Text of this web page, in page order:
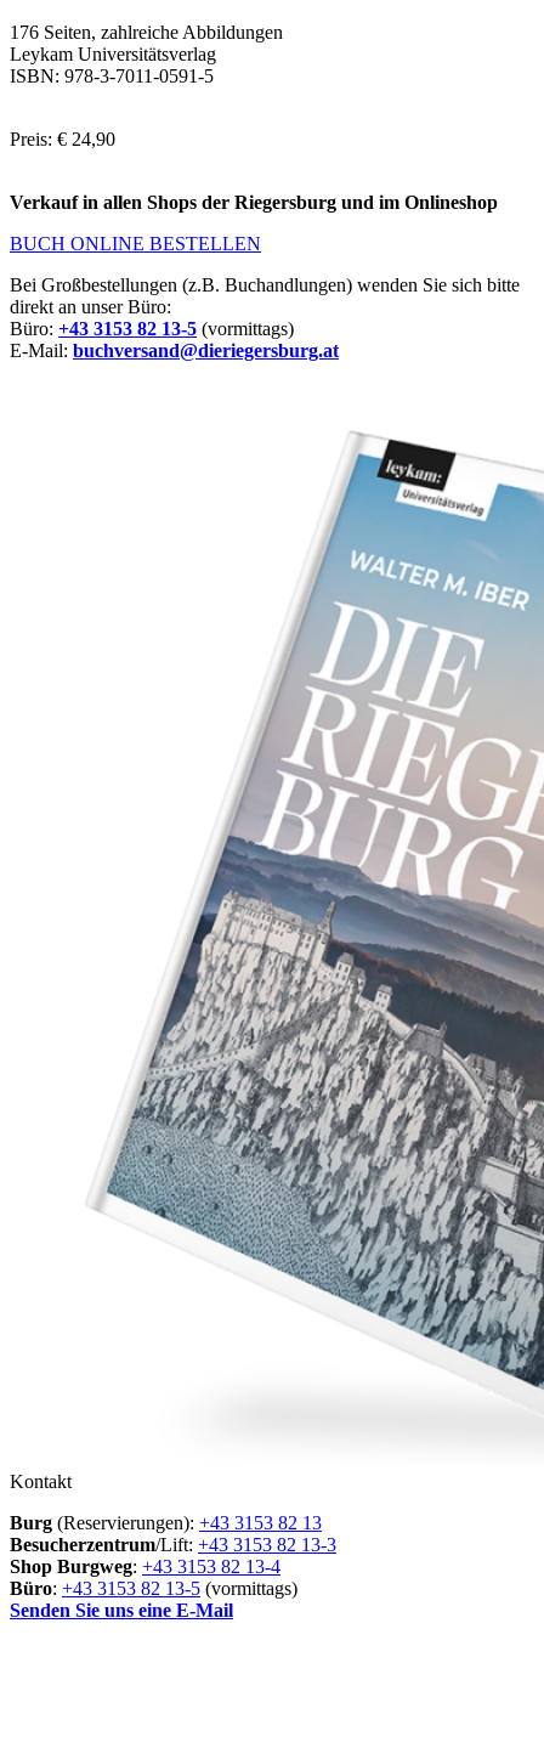
176 Seiten, zahlreiche Abbildungen
Leykam Universitätsverlag
ISBN: 978-3-7011-0591-5
Preis: € 24,90
Verkauf in allen Shops der Riegersburg und im Onlineshop
BUCH ONLINE BESTELLEN
Bei Großbestellungen (z.B. Buchandlungen) wenden Sie sich bitte
direkt an unser Büro:
Büro: +43 3153 82 13-5 (vormittags)
E-Mail: buchversand@dieriegersburg.at
Kontakt
Burg (Reservierungen): +43 3153 82 13
Besucherzentrum/Lift: +43 3153 82 13-3
Shop Burgweg: +43 3153 82 13-4
Büro: +43 3153 82 13-5 (vormittags)
Senden Sie uns eine E-Mail